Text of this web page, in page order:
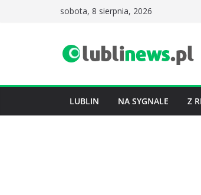
sobota, 8 sierpnia, 2026
LUBLIN NA SYGNALE Z